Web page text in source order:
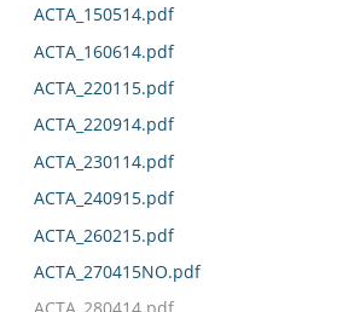
ACTA_150514.pdf
ACTA_160614.pdf
ACTA_220115.pdf
ACTA_220914.pdf
ACTA_230114.pdf
ACTA_240915.pdf
ACTA_260215.pdf
ACTA_270415NO.pdf